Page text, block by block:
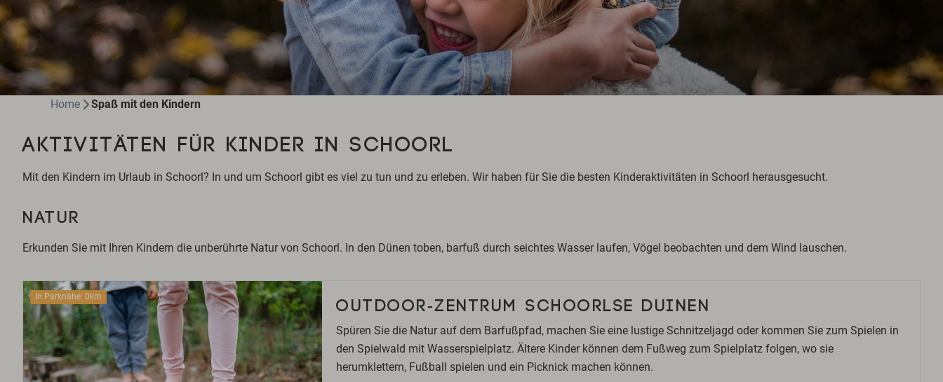
Home Spaß mit den Kindern
AKTIVITÄTEN FÜR KINDER IN SCHOORL
Mit den Kindern im Urlaub in Schoorl? In und um Schoorl gibt es viel zu tun und zu erleben. Wir haben für Sie die besten Kinderaktivitäten in Schoorl herausgesucht.
NATUR
Erkunden Sie mit Ihren Kindern die unberührte Natur von Schoorl. In den Dünen toben, barfuß durch seichtes Wasser laufen, Vögel beobachten und dem Wind lauschen.
In Parknähe: 0km
OUTDOOR-ZENTRUM SCHOORLSE DUINEN
Spüren Sie die Natur auf dem Barfußpfad, machen Sie eine lustige Schnitzeljagd oder kommen Sie zum Spielen in
den Spielwald mit Wasserspielplatz. Ältere Kinder können dem Fußweg zum Spielplatz folgen, wo sie
herumklettern, Fußball spielen und ein Picknick machen können.